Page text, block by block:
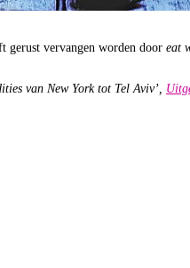
gerust vervangen worden door eat
van New York tot Tel Aviv’,